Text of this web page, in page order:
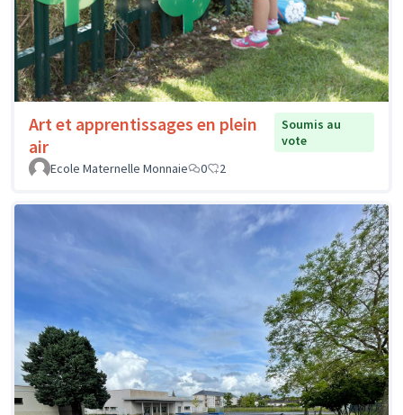
Art et apprentissages en plein
air
Soumis au
vote
Ecole Maternelle Monnaie
0 2